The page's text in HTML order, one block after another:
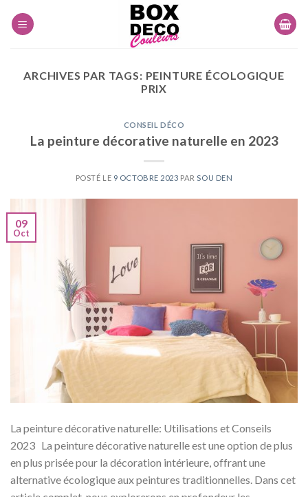
ARCHIVES PAR TAGS: PEINTURE ÉCOLOGIQUE
PRIX
CONSEIL DÉCO
La peinture décorative naturelle en 2023
POSTÉ LE 9 OCTOBRE 2023 PAR SOU DEN
09
Oct
La peinture décorative naturelle: Utilisations et Conseils
2023 La peinture décorative naturelle est une option de plus
en plus prisée pour la décoration intérieure, offrant une
alternative écologique aux peintures traditionnelles. Dans cet